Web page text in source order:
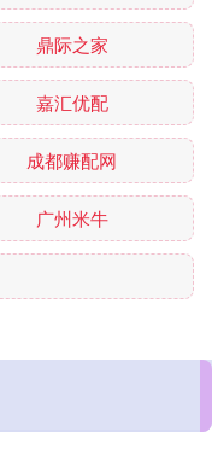
鼎际之家
嘉汇优配
成都赚配网
广州米牛